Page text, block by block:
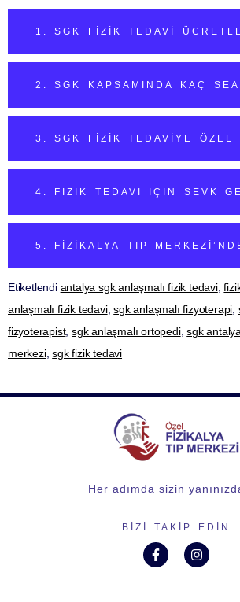
1. SGK FIZIK TEDAVI
2. SGK KAPSAMINDA KAÇ
3. SGK FIZIK TEDAVIYE ÖZEL
4. FIZIK TEDAVI IÇIN SEVK
5. FIZIKALYA TIP
Etiketlendi antalya sgk anlaşmalı fizik tedavi,
anlaşmalı fizik tedavi,sgk anlaşmalı fizyoterapi
fizyoterapist,sgk anlaşmalı ortopedi,sgk
merkezi,sgk fizik tedavi
Her adımda sizin
BIZI TAKIP EDIN